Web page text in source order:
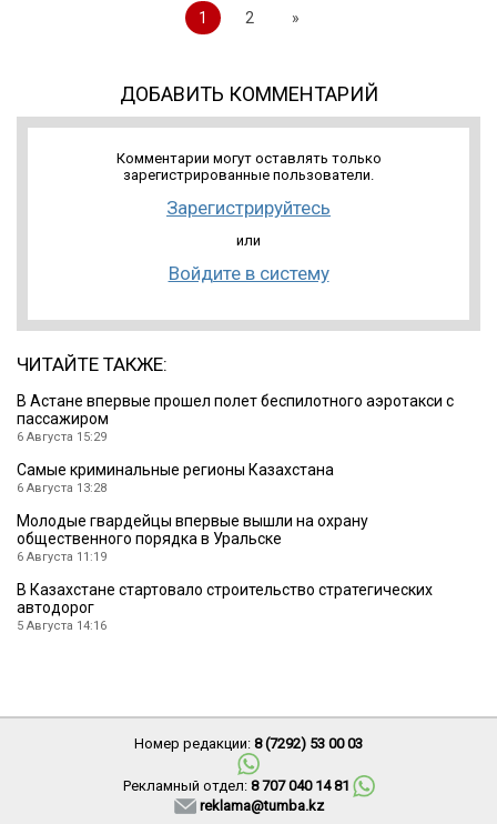
1 2 »
ДОБАВИТЬ КОММЕНТАРИЙ
Комментарии могут оставлять только
зарегистрированные пользователи.
Зарегистрируйтесь
или
Войдите в систему
ЧИТАЙТЕ ТАКЖЕ:
В Астане впервые прошел полет беспилотного аэротакси с
пассажиром
6 Августа 15:29
Cамые криминальные регионы Казахстана
6 Августа 13:28
Молодые гвардейцы впервые вышли на охрану
общественного порядка в Уральске
6 Августа 11:19
В Казахстане стартовало строительство стратегических
автодорог
5 Августа 14:16
Номер редакции: 8 (7292) 53 00 03
Рекламный отдел: 8 707 040 14 81
reklama@tumba.kz